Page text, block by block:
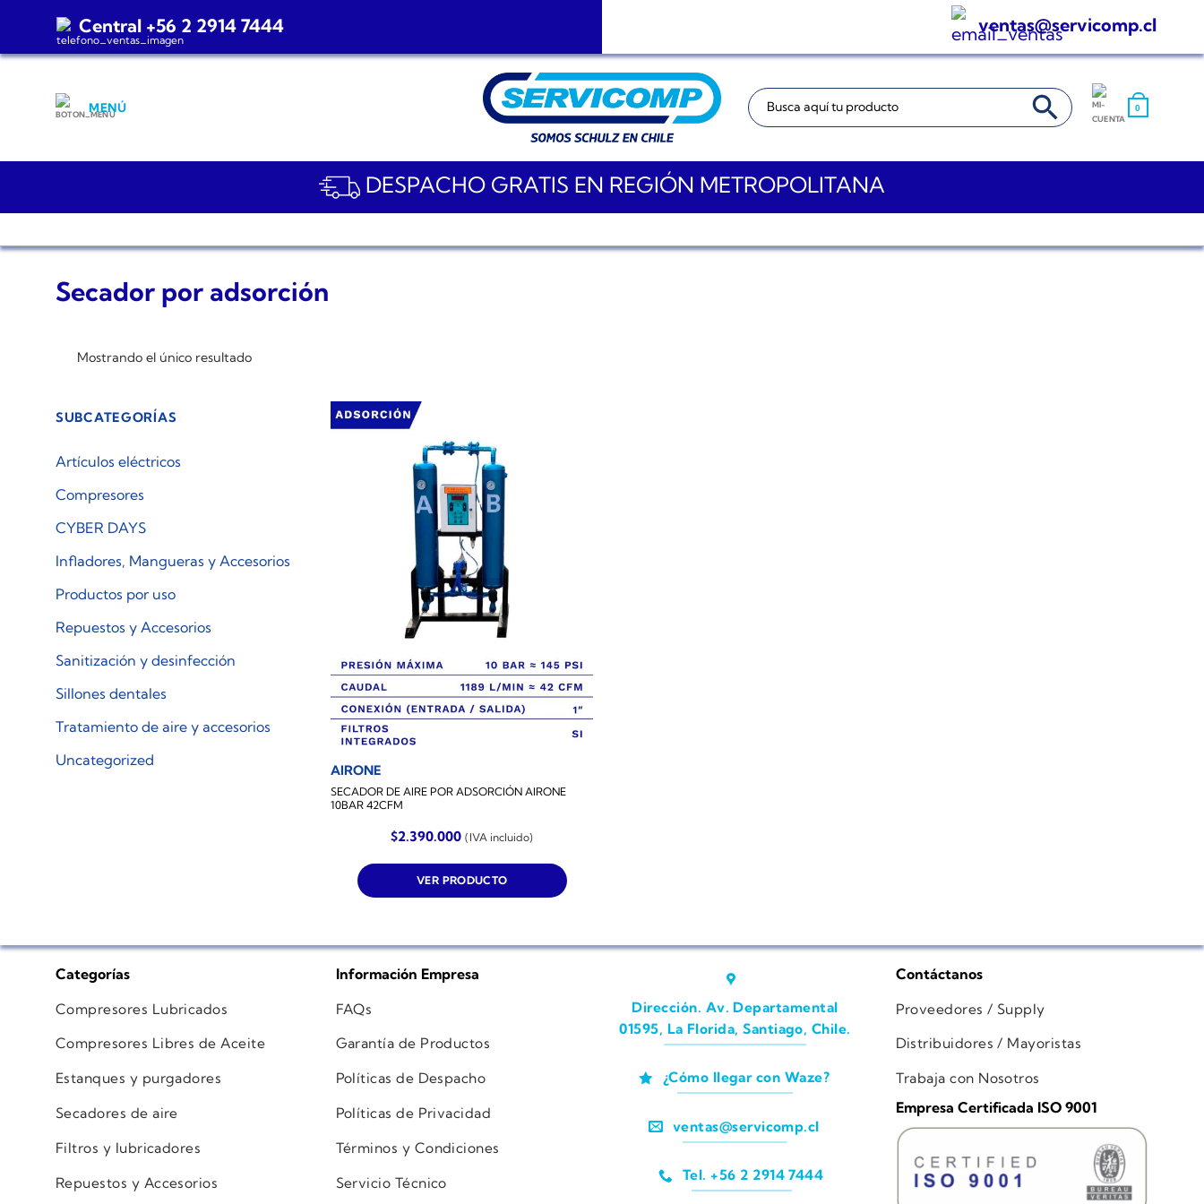
contenido
Central +56 2 2914 7444 ventas@servicomp.cl
MENÚ
Buscar: BOTÓN DE BÚSQUEDA
0
DESPACHO GRATIS EN REGIÓN METROPOLITANA
Secador por adsorción
Mostrando el único resultado
SUBCATEGORÍAS
Artículos eléctricos
Compresores
CYBER DAYS
Infladores, Mangueras y Accesorios
Productos por uso
Repuestos y Accesorios
Sanitización y desinfección
Sillones dentales
Tratamiento de aire y accesorios
Uncategorized
AIRONE
SECADOR DE AIRE POR ADSORCIÓN AIRONE
10BAR 42CFM
$2.390.000 (IVA incluido)
VER PRODUCTO
Categorías
Compresores Lubricados
Compresores Libres de Aceite
Estanques y purgadores
Secadores de aire
Filtros y lubricadores
Repuestos y Accesorios
Información Empresa
FAQs
Garantía de Productos
Políticas de Despacho
Políticas de Privacidad
Términos y Condiciones
Servicio Técnico
Dirección. Av. Departamental
01595, La Florida, Santiago, Chile.
¿Cómo llegar con Waze?
ventas@servicomp.cl
Tel. +56 2 2914 7444
Contáctanos
Proveedores / Supply
Distribuidores / Mayoristas
Trabaja con Nosotros
Empresa Certificada ISO 9001